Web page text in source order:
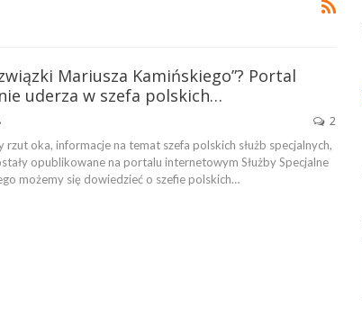
Mariusza Kamińskiego”? Portal
uderza w szefa polskich…
2
rzut oka, informacje na temat szefa polskich służb specjalnych,
opublikowane na portalu internetowym Służby Specjalne
możemy się dowiedzieć o szefie polskich…